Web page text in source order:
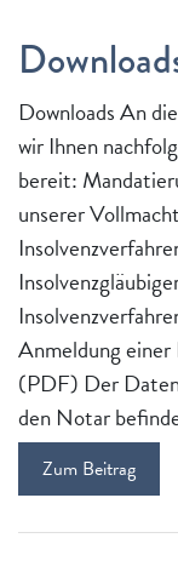
Downloads An
wir Ihnen
bereit:
unserer
Anmeldung einer
(PDF) Der
den Notar
Zum Beitrag